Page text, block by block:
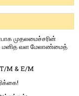
முதலமைச்சரின்
மனித வள மேலாண்மைத்
M & E/M